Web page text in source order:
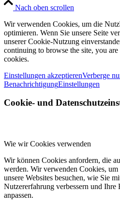
Nach oben scrollen
Wir verwenden Cookies, um die
optimieren. Wenn Sie unsere Seite
unserer Cookie-Nutzung
continuing to browse the site, you
cookies.
Einstellungen akzeptierenVerberge
BenachrichtigungEinstellungen
Cookie- und
Wie wir Cookies verwenden
Wir können Cookies anfordern, die
werden. Wir verwenden Cookies,
unsere Websites besuchen, wie Sie
Nutzererfahrung verbessern und Ihre
anpassen.